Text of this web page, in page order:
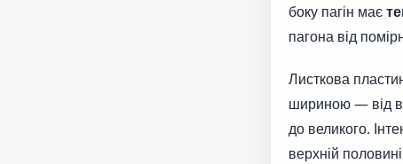
боку пагін має
пагона від
Листкова
шириною — від
до великого.
верхній